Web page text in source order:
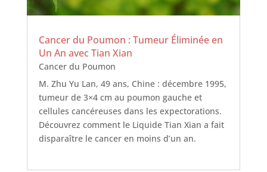
Cancer du Poumon : Tumeur Éliminée en
Un An avec Tian Xian
Cancer du Poumon
M. Zhu Yu Lan, 49 ans, Chine : décembre 1995,
tumeur de 3×4 cm au poumon gauche et
cellules cancéreuses dans les expectorations.
Découvrez comment le Liquide Tian Xian a fait
disparaître le cancer en moins d’un an.